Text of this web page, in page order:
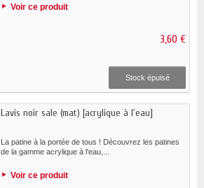
Voir ce produit
3,60 €
Stock épuisé
Lavis noir sale (mat) [acrylique à l'eau]
La patine à la portée de tous ! Découvrez les patines
de la gamme acrylique à l'eau,...
Voir ce produit